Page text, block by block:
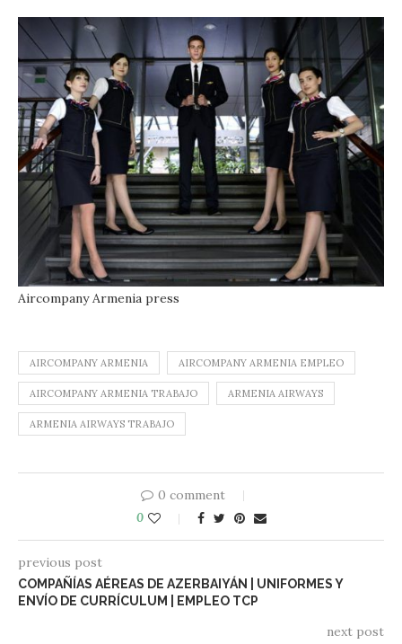
Aircompany Armenia press
AIRCOMPANY ARMENIA AIRCOMPANY ARMENIA EMPLEO
AIRCOMPANY ARMENIA TRABAJO ARMENIA AIRWAYS
ARMENIA AIRWAYS TRABAJO
0 comment
0
previous post
COMPAÑÍAS AÉREAS DE AZERBAIYÁN | UNIFORMES Y
ENVÍO DE CURRÍCULUM | EMPLEO TCP
next post